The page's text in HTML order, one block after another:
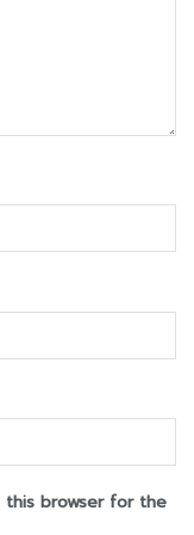
this browser for the